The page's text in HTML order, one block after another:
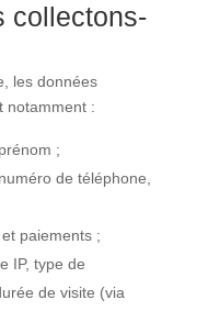
collectons-
les données
notamment :
;
de téléphone,
paiements ;
IP, type de
de visite (via